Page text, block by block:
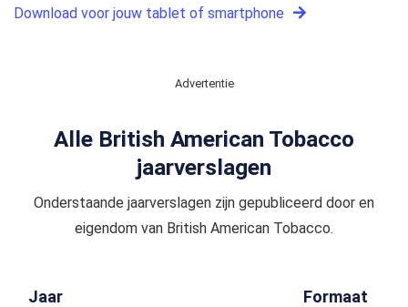
Download voor jouw tablet of smartphone
Advertentie
Alle British American Tobacco
jaarverslagen
Onderstaande jaarverslagen zijn gepubliceerd door en
eigendom van British American Tobacco.
Jaar Formaat